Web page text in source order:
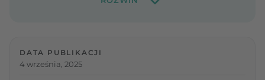
DATA PUBLIKACJI
4 września, 2025